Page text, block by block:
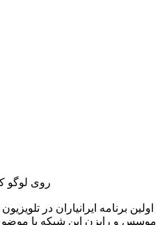
روی لوگو
اولین برنامه ایرانیاران در
موسس و رایزن این شبکه با